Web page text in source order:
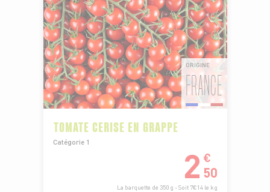
ORIGINE
FRANCE
TOMATE CERISE EN GRAPPE
Catégorie 1
2 €
50
La barquette de 350 g - Soit 7€14 le kg